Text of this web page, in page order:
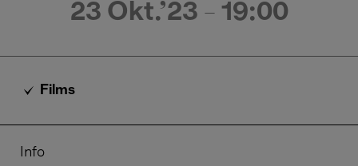
23 Okt.'23 - 19:00
Films
Info